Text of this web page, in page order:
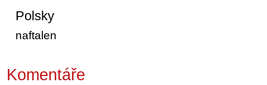
Polsky
naftalen
Komentáře